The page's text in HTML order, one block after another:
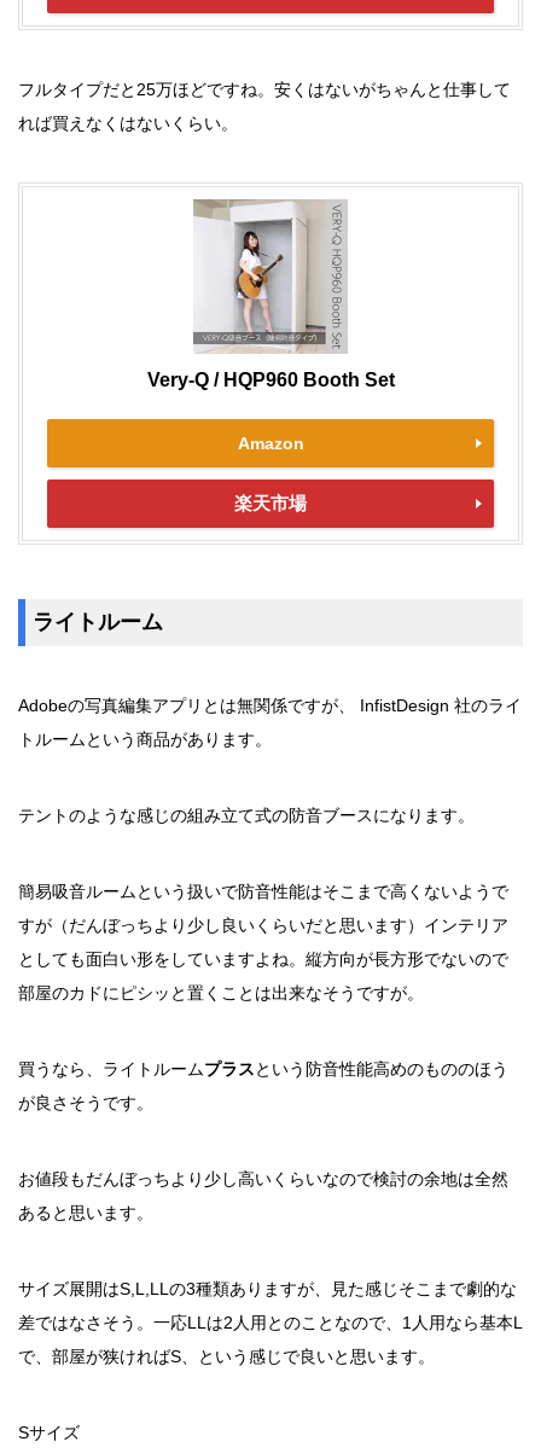
フルタイプだと25万ほどですね。安くはないがちゃんと仕事して
れば買えなくはないくらい。
Very-Q / HQP960 Booth Set
Amazon
楽天市場
ライトルーム
Adobeの写真編集アプリとは無関係ですが、 InfistDesign 社のライ
トルームという商品があります。
テントのような感じの組み立て式の防音ブースになります。
簡易吸音ルームという扱いで防音性能はそこまで高くないようで
すが（だんぼっちより少し良いくらいだと思います）インテリア
としても面白い形をしていますよね。縦方向が長方形でないので
部屋のカドにピシッと置くことは出来なそうですが。
買うなら、ライトルームプラスという防音性能高めのもののほう
が良さそうです。
お値段もだんぼっちより少し高いくらいなので検討の余地は全然
あると思います。
サイズ展開はS,L,LLの3種類ありますが、見た感じそこまで劇的な
差ではなさそう。一応LLは2人用とのことなので、1人用なら基本L
で、部屋が狭ければS、という感じで良いと思います。
Sサイズ